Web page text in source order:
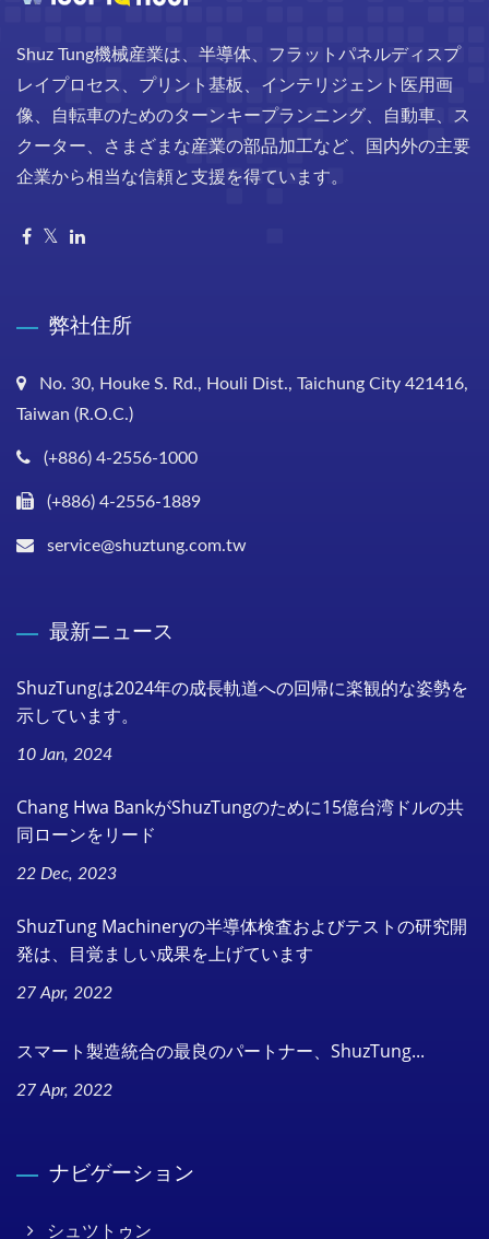
Shuz Tung機械産業は、半導体、フラットパネルディスプ
レイプロセス、プリント基板、インテリジェント医用画
像、自転車のためのターンキープランニング、自動車、ス
クーター、さまざまな産業の部品加工など、国内外の主要
企業から相当な信頼と支援を得ています。
弊社住所
No. 30, Houke S. Rd., Houli Dist., Taichung City 421416,
Taiwan (R.O.C.)
(+886) 4-2556-1000
(+886) 4-2556-1889
service@shuztung.com.tw
最新ニュース
ShuzTungは2024年の成長軌道への回帰に楽観的な姿勢を
示しています。
10 Jan, 2024
Chang Hwa BankがShuzTungのために15億台湾ドルの共
同ローンをリード
22 Dec, 2023
ShuzTung Machineryの半導体検査およびテストの研究開
発は、目覚ましい成果を上げています
27 Apr, 2022
スマート製造統合の最良のパートナー、ShuzTung...
27 Apr, 2022
ナビゲーション
シュツトゥン